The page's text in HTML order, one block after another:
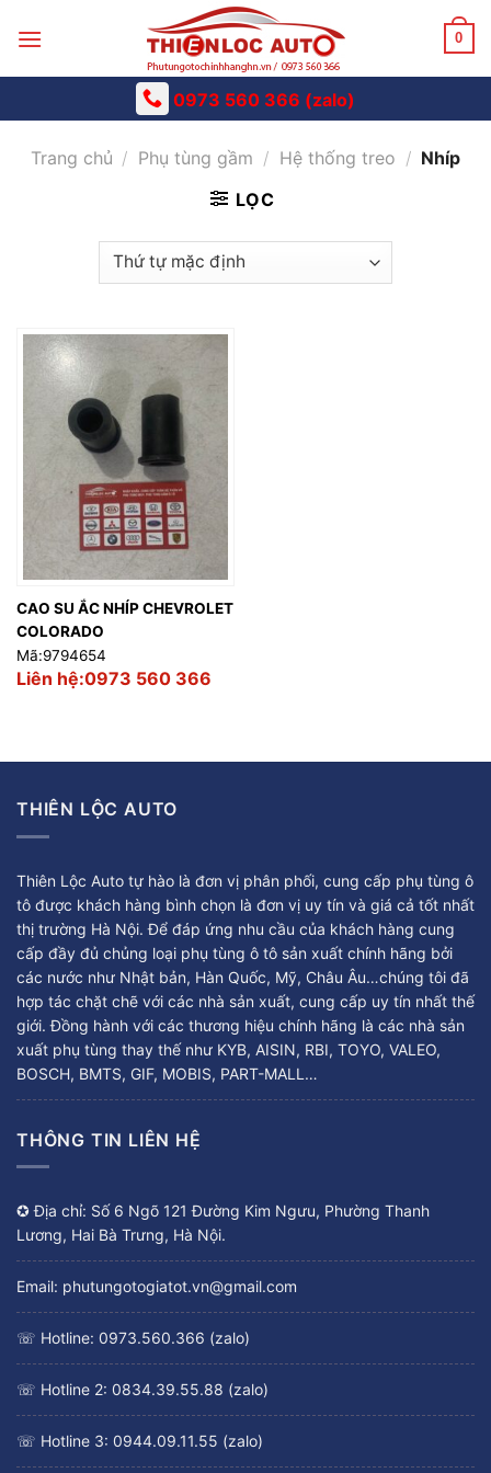
0
0973 560 366 (zalo)
Trang chủ / Phụ tùng gầm / Hệ thống treo / Nhíp
LỌC
CAO SU ẮC NHÍP CHEVROLET
COLORADO
Mã:9794654
Liên hệ:0973 560 366
THIÊN LỘC AUTO
Thiên Lộc Auto tự hào là đơn vị phân phối, cung cấp phụ tùng ô
tô được khách hàng bình chọn là đơn vị uy tín và giá cả tốt nhất
thị trường Hà Nội. Để đáp ứng nhu cầu của khách hàng cung
cấp đầy đủ chủng loại phụ tùng ô tô sản xuất chính hãng bởi
các nước như Nhật bản, Hàn Quốc, Mỹ, Châu Âu…chúng tôi đã
hợp tác chặt chẽ với các nhà sản xuất, cung cấp uy tín nhất thế
giới. Đồng hành với các thương hiệu chính hãng là các nhà sản
xuất phụ tùng thay thế như KYB, AISIN, RBI, TOYO, VALEO,
BOSCH, BMTS, GIF, MOBIS, PART-MALL…
THÔNG TIN LIÊN HỆ
✪ Địa chỉ: Số 6 Ngõ 121 Đường Kim Ngưu, Phường Thanh
Lương, Hai Bà Trưng, Hà Nội.
Email: phutungotogiatot.vn@gmail.com
☏ Hotline: 0973.560.366 (zalo)
☏ Hotline 2: 0834.39.55.88 (zalo)
☏ Hotline 3: 0944.09.11.55 (zalo)